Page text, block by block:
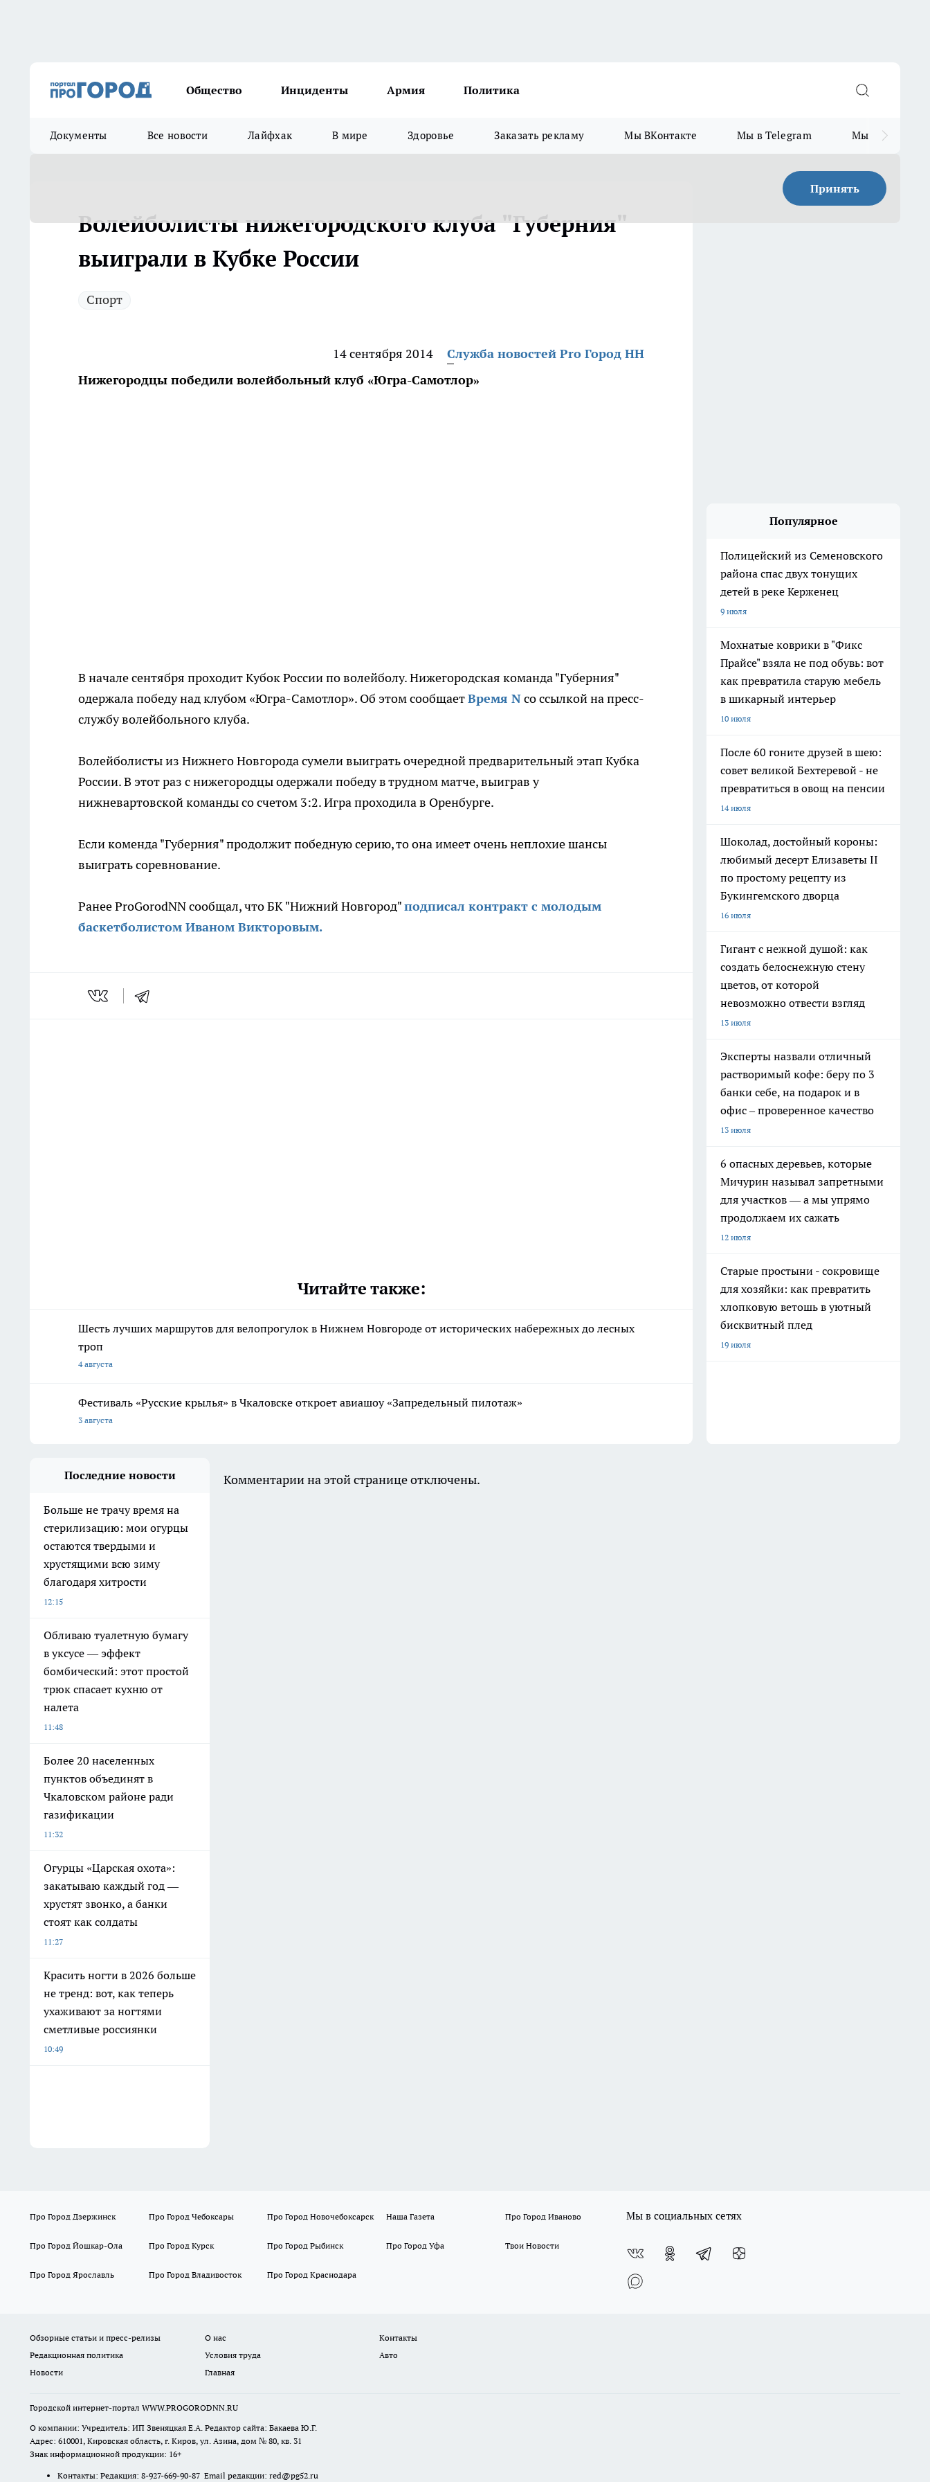
Общество Инциденты Армия Политика
Документы Все новости Лайфхак В мире Здоровье Заказать рекламу Мы ВКонтакте Мы в Telegram Мы в MAX
Принять
Волейболисты нижегородского клуба "Губерния"
выиграли в Кубке России
Спорт
14 сентября 2014
Служба новостей Pro Город НН
Нижегородцы победили волейбольный клуб «Югра-Самотлор»
В начале сентября проходит Кубок России по волейболу. Нижегородская команда "Губерния"
одержала победу над клубом «Югра-Самотлор». Об этом сообщаетВремя Nсо ссылкой на пресс-
службу волейбольного клуба.
Волейболисты из Нижнего Новгорода сумели выиграть очередной предварительный этап Кубка
России. В этот раз с нижегородцы одержали победу в трудном матче, выиграв у
нижневартовской команды со счетом 3:2. Игра проходила в Оренбурге.
Если коменда "Губерния" продолжит победную серию, то она имеет очень неплохие шансы
выиграть соревнование.
Ранее ProGorodNN сообщал, что БК "Нижний Новгород"подписал контракт с молодым
баскетболистом Иваном Викторовым.
Читайте также:
Шесть лучших маршрутов для велопрогулок в Нижнем Новгороде от исторических набережных до лесных
троп
4 августа
Фестиваль «Русские крылья» в Чкаловске откроет авиашоу «Запредельный пилотаж»
3 августа
Популярное
Полицейский из Семеновского
района спас двух тонущих
детей в реке Керженец
9 июля
Мохнатые коврики в "Фикс
Прайсе" взяла не под обувь: вот
как превратила старую мебель
в шикарный интерьер
10 июля
После 60 гоните друзей в шею:
совет великой Бехтеревой - не
превратиться в овощ на пенсии
14 июля
Шоколад, достойный короны:
любимый десерт Елизаветы II
по простому рецепту из
Букингемского дворца
16 июля
Гигант с нежной душой: как
создать белоснежную стену
цветов, от которой
невозможно отвести взгляд
13 июля
Эксперты назвали отличный
растворимый кофе: беру по 3
банки себе, на подарок и в
офис – проверенное качество
13 июля
6 опасных деревьев, которые
Мичурин называл запретными
для участков — а мы упрямо
продолжаем их сажать
12 июля
Старые простыни - сокровище
для хозяйки: как превратить
хлопковую ветошь в уютный
бисквитный плед
19 июля
Последние новости
Больше не трачу время на
стерилизацию: мои огурцы
остаются твердыми и
хрустящими всю зиму
благодаря хитрости
12:15
Обливаю туалетную бумагу
в уксусе — эффект
бомбический: этот простой
трюк спасает кухню от
налета
11:48
Более 20 населенных
пунктов объединят в
Чкаловском районе ради
газификации
11:32
Огурцы «Царская охота»:
закатываю каждый год —
хрустят звонко, а банки
стоят как солдаты
11:27
Красить ногти в 2026 больше
не тренд: вот, как теперь
ухаживают за ногтями
сметливые россиянки
10:49
Комментарии на этой странице отключены.
Про Город Дзержинск Про Город Чебоксары Про Город Новочебоксарск Наша Газета Про Город Иваново
Про Город Йошкар-Ола Про Город Курск Про Город Рыбинск Про Город Уфа Твои Новости
Про Город Ярославль Про Город Владивосток Про Город Краснодара
Мы в социальных сетях
Обзорные статьи и пресс-релизы О нас
Контакты
Редакционная политика
Условия труда
Авто
Новости
Главная
Городской интернет-портал WWW.PROGORODNN.RU
О компании: Учредитель: ИП Звеняцкая Е.А. Редактор сайта: Бакаева Ю.Г.
Адрес: 610001, Кировская область, г. Киров, ул. Азина, дом № 80, кв. 31
Знак информационной продукции: 16+
Контакты: Редакция: 8-927-669-90-87 Email редакции: red@pg52.ru